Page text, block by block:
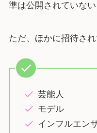
準は公開されていない
ただ、ほかに招待さ
芸能人
モデル
インフルエン